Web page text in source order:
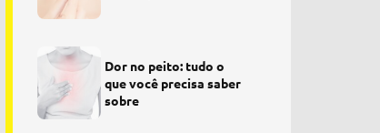
Dor no peito: tudo o
que você precisa saber
sobre